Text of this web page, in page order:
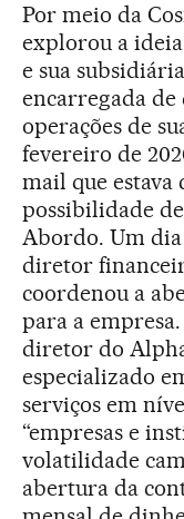
Por meio da
explorou a
e sua
encarregada
operações de
fevereiro de
mail que estava
possibilidade
Abordo. Um
diretor
coordenou a
para a
diretor do
especializado
serviços em
“empresas e
volatilidade
abertura da